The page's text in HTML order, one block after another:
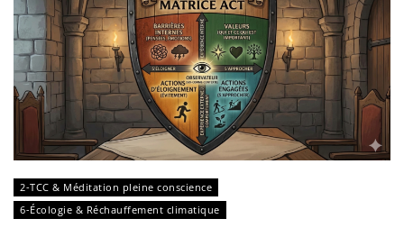
2-TCC & Méditation pleine conscience
6-Écologie & Réchauffement climatique